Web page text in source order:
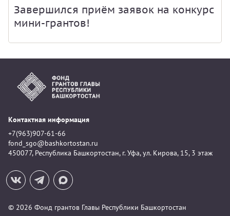
Завершился приём заявок на конкурс
мини-грантов!
Контактная информация
+7(963)907-61-66
fond_sgo@bashkortostan.ru
450077, Республика Башкортостан, г. Уфа, ул. Кирова, 15, 3 этаж
© 2026 Фонд грантов Главы Республики Башкортостан